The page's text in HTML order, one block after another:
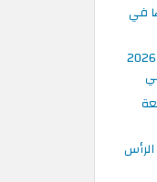
في
كيف تقرر افضل ماكينة حلاقة الذقن للرجال 2026
| مراجعة